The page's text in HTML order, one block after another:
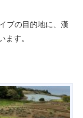
ブの目的地に、漢
ます。